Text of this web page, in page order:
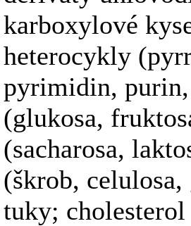
karboxylové
heterocykly
pyrimidin,
(glukosa,
(sacharosa,
(škrob,
tuky;